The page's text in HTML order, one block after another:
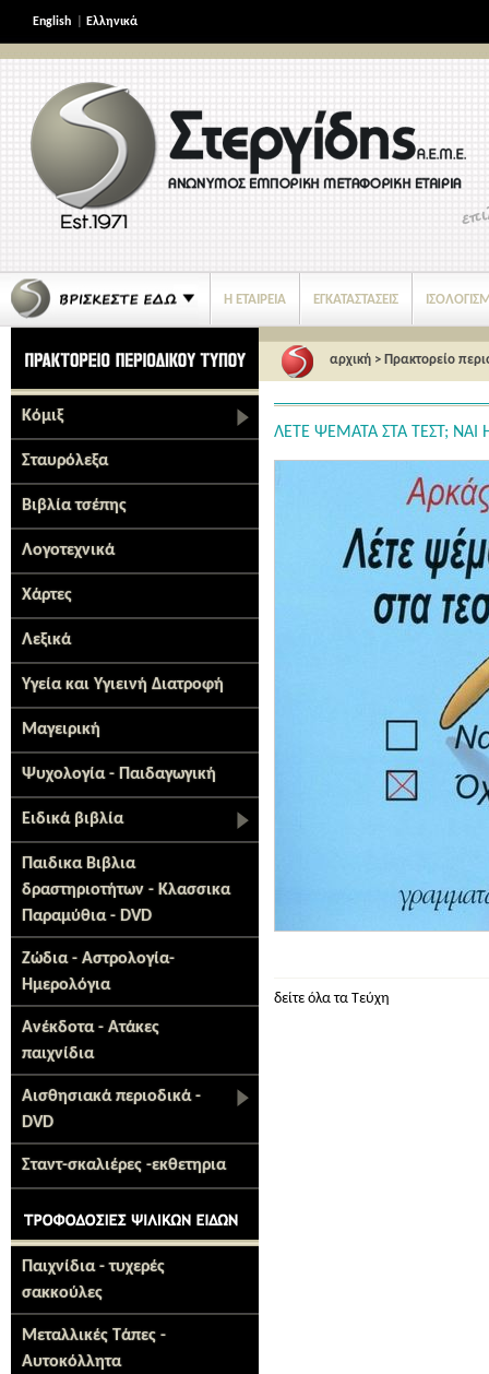
English Ελληνικά
Η ΕΤΑΙΡΕΙΑ ΕΓΚΑΤΑΣΤΑΣΕΙΣ
ΝΕΑ ΠΡΟΪΟΝΤΑ
Κόμιξ
Σταυρόλεξα
Βιβλία τσέπης
Λογοτεχνικά
Χάρτες
Λεξικά
Υγεία και Υγιεινή Διατροφή
Μαγειρική
Ψυχολογία - Παιδαγωγική
Ειδικά βιβλία
Παιδικα Βιβλια
δραστηριοτήτων - Κλασσικα
Παραμύθια - DVD
Ζώδια - Αστρολογία-
Ημερολόγια
Ανέκδοτα - Ατάκες
παιχνίδια
Αισθησιακά περιοδικά -
DVD
Σταντ-σκαλιέρες -εκθετηρια
Παιχνίδια - τυχερές
σακκούλες
Μεταλλικές Τάπες -
Αυτοκόλλητα
αρχική > Πρακτορείο
ΛΕΤΕ ΨΕΜΑΤΑ ΣΤΑ ΤΕΣΤ; ΝΑΙ
δείτε όλα τα Τεύχη